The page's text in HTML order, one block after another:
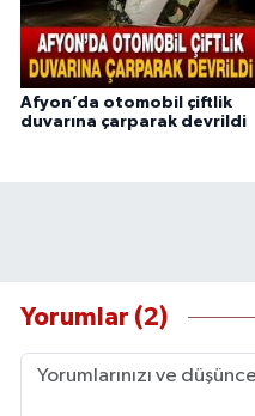
Afyon’da otomobil çiftlik
duvarına çarparak devrildi
Yorumlar (2)